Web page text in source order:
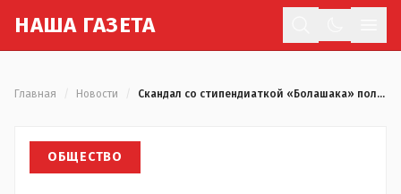
НАША ГАЗЕТА
Главная Новости Скандал со стипендиаткой «Болашака» получил продолжение
ОБЩЕСТВО